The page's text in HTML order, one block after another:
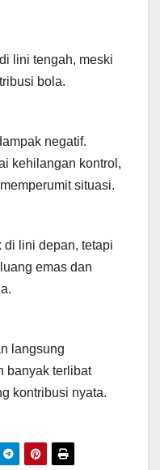
lini tengah, meski
bola.
negatif.
kehilangan kontrol,
situasi.
di lini depan, tetapi
emas dan
langsung
banyak terlibat
kontribusi nyata.